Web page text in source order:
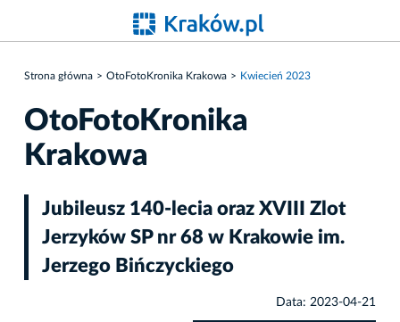
Strona główna OtoFotoKronika Krakowa Kwiecień 2023
OtoFotoKronika
Krakowa
Jubileusz 140-lecia oraz XVIII Zlot
Jerzyków SP nr 68 w Krakowie im.
Jerzego Bińczyckiego
Data: 2023-04-21